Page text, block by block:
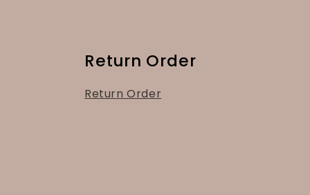
Return Order
Return Order